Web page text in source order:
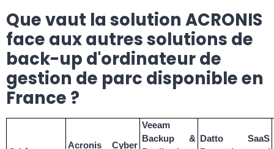
Que vaut la solution ACRONIS
face aux autres solutions de
back-up d'ordinateur de
gestion de parc disponible en
France ?
Acronis Cyber
Veeam
Backup &
Datto SaaS